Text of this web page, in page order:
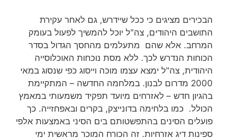
הבכירים מציגים כי ככל שיידרש, גם לאחר עקירת
התושבים היהודים, צה"ל יוכל להמשיך לפעול בעומק
המרחב. אלא שהם מתעלמים מהחסך הגדול בסדר
הכוחות הנדרש לכך. ללא מסת נוכחות האוכלוסייה
היהודית, צה"ל ימצא עצמו מוכה וייסוג כפי שנסוג במאי
2000 מדרום לבנון. במלחמה החדשה – המתקיימת
בהגיון חדש – לאזרחים מיועד תפקיד משמעותי במאמץ
הכולל. כמו בלחימה בדונייצק, בקרים ובאפחזייה. כך
פועלים הסינים בהתפשטותם בים הסיני באמצעות אלפי
ספינות דיג אזרחיות. זה הכורח המוכר מראשית ימי